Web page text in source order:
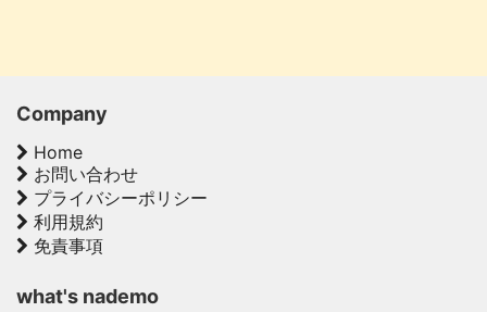
Company
Home
お問い合わせ
プライバシーポリシー
利用規約
免責事項
what's nademo